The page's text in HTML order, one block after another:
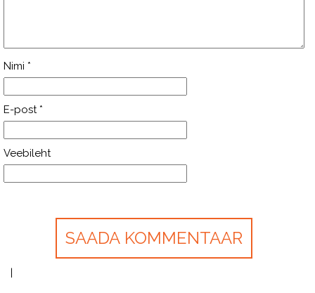
Nimi *
E-post *
Veebileht